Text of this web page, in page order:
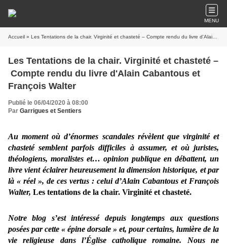
MENU
Accueil » Les Tentations de la chair. Virginité et chasteté – Compte rendu du livre d'Alain Cabantous et François Walter
Les Tentations de la chair. Virginité et chasteté –
Compte rendu du livre d'Alain Cabantous et
François Walter
Publié le 06/04/2020 à 08:00
Par Garrigues et Sentiers
Au moment où d’énormes scandales révèlent que virginité et
chasteté semblent parfois difficiles à assumer, et où juristes,
théologiens, moralistes et… opinion publique en débattent, un
livre vient éclairer heureusement la dimension historique, et par
là « réel », de ces vertus : celui d’Alain Cabantous et François
Walter, Les tentations de la chair. Virginité et chasteté.
Notre blog s’est intéressé depuis longtemps aux questions
posées par cette « épine dorsale » et, pour certains, lumière de la
vie religieuse dans l’Église catholique romaine. Nous ne